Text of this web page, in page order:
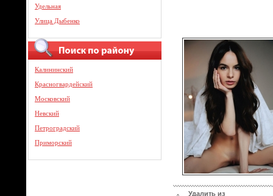
Удельная
Улица Дыбенко
Калининский
Красногвардейский
Московский
Невский
Петроградский
Приморский
Удалить из